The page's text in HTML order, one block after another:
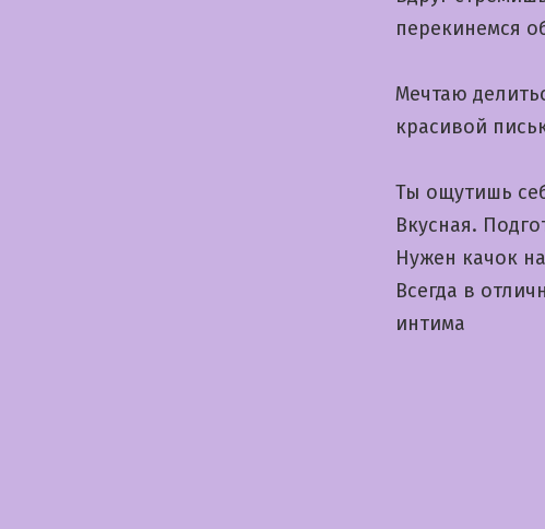
перекинемся
Мечтаю
красивой
Ты ощутишь
Вкусная.
Нужен качок
Всегда в
интима